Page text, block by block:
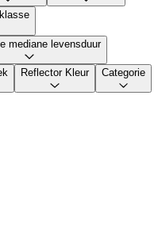
mediane levensduur
Reflector Kleur Categorie